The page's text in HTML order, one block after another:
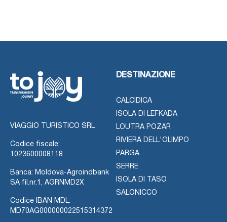
VIAGGIO TURISTICO SRL
Codice fiscale:
1023600008118
Banca: Moldova-Agroindbank
SA fil.nr.1, AGRNMD2X
Codice IBAN MDL:
MD70AG000000022515314372
DESTINAZIONE
CALCIDICA
ISOLA DI LEFKADA
LOUTRA POZAR
RIVIERA DELL'OLIMPO
PARGA
SERRE
ISOLA DI TASO
SALONICCO